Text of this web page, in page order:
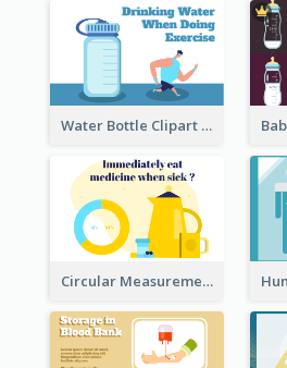
Water Bottle Clipart
Circular Measurement Of 2 Group